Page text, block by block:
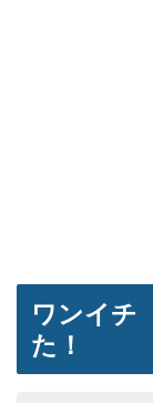
ワンイチ
た！